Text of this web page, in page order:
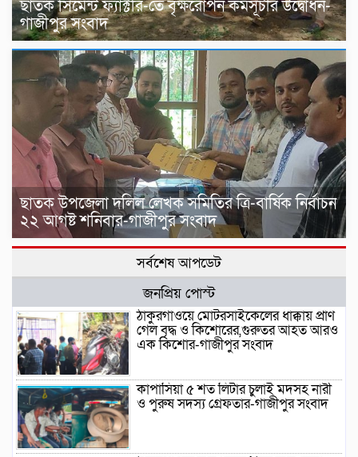
ছাতক সিমেন্ট ফ্যাক্টরি-তে বৃক্ষরোপন কর্মসূচীর উদ্বোধন-
গাজীপুর সংবাদ
ছাতক উপজেলা দলিল লেখক সমিতির ত্রি-বার্ষিক নির্বাচন
২২ আগষ্ট শনিবার-গাজীপুর সংবাদ
সর্বশেষ আপডেট
জনপ্রিয় পোস্ট
ঠাকুরগাঁওয়ে মোটরসাইকেলের ধাক্কায় প্রাণ
গেল বৃদ্ধ ও কিশোরের,গুরুতর আহত আরও
এক কিশোর-গাজীপুর সংবাদ
কাপাসিয়া ৫ শত লিটার চুলাই মদসহ নারী
ও পুরুষ সদস্য গ্রেফতার-গাজীপুর সংবাদ